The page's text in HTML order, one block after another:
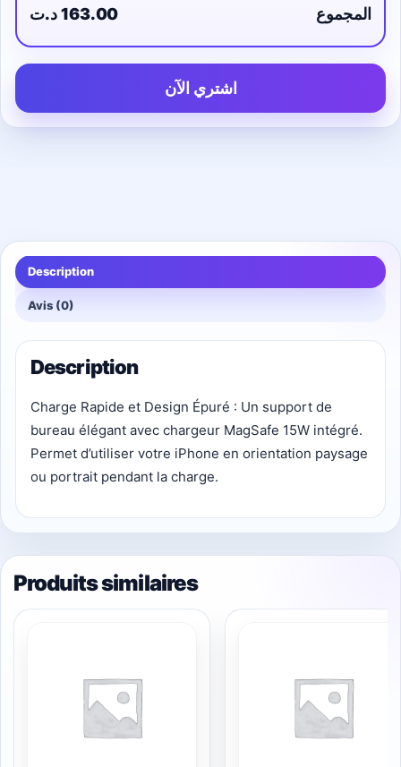
المجموع 163.00 د.ت
اشتري الآن
Description
Avis (0)
Description
Charge Rapide et Design Épuré : Un support de
bureau élégant avec chargeur MagSafe 15W intégré.
Permet d’utiliser votre iPhone en orientation paysage
ou portrait pendant la charge.
Produits similaires